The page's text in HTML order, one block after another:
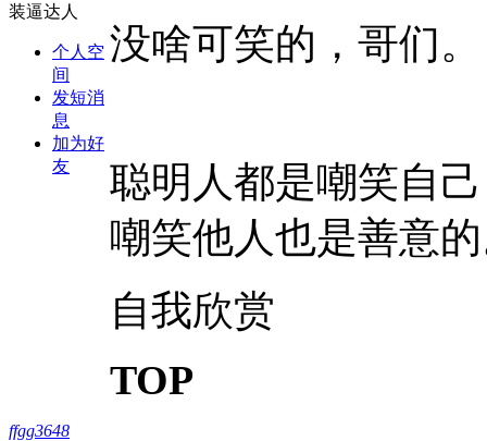
装逼达人
个人空
间
发短消
息
加为好
友
没啥可笑的，哥们。
聪明人都是嘲笑自
嘲笑他人也是善意
自我欣赏
TOP
ffgg3648